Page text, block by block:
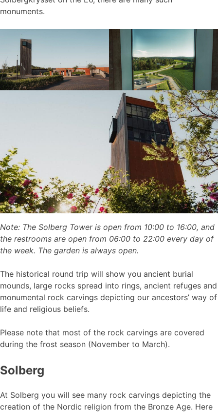
monuments.
Note: The Solberg Tower is open from 10:00 to 16:00, and
the restrooms are open from 06:00 to 22:00 every day of
the week. The garden is always open.
The historical round trip will show you ancient burial
mounds, large rocks spread into rings, ancient refuges and
monumental rock carvings depicting our ancestors’ way of
life and religious beliefs.
Please note that most of the rock carvings are covered
during the frost season (November to March).
Solberg
At Solberg you will see many rock carvings depicting the
creation of the Nordic religion from the Bronze Age. Here